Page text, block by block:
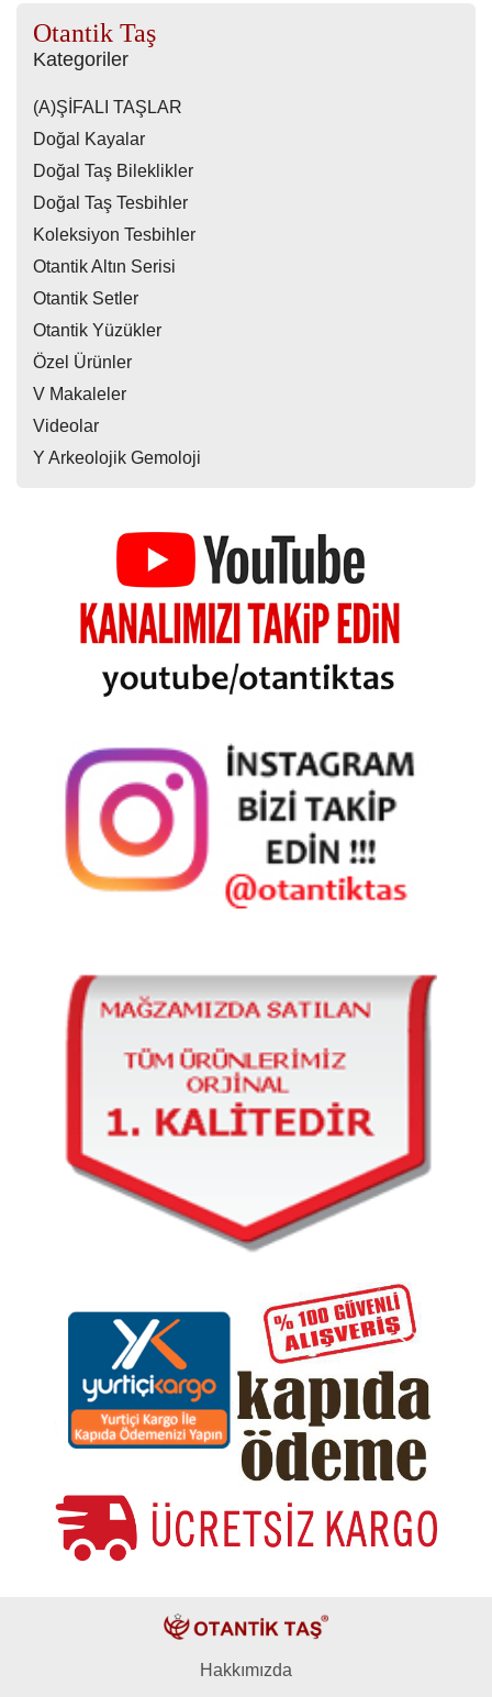
Otantik Taş
Kategoriler
(A)ŞİFALI TAŞLAR
Doğal Kayalar
Doğal Taş Bileklikler
Doğal Taş Tesbihler
Koleksiyon Tesbihler
Otantik Altın Serisi
Otantik Setler
Otantik Yüzükler
Özel Ürünler
V Makaleler
Videolar
Y Arkeolojik Gemoloji
Hakkımızda